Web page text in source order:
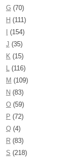
G (70)
H (111)
(154)
J (35)
K (15)
L (116)
M (109)
N (83)
O (59)
P (72)
Q (4)
R (83)
S (218)